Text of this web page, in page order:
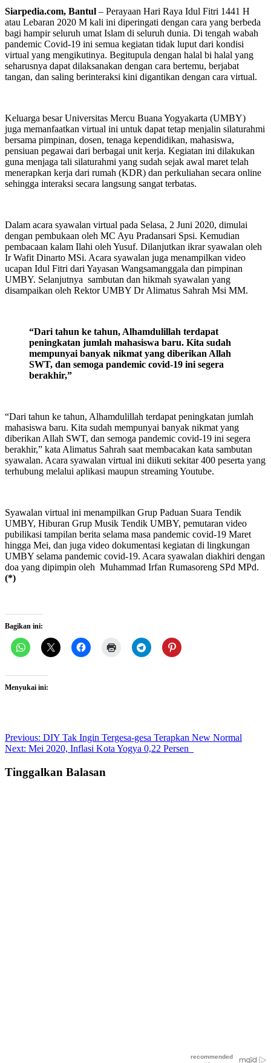
Siarpedia.com, Bantul – Perayaan Hari Raya Idul Fitri 1441 H
atau Lebaran 2020 M kali ini diperingati dengan cara yang berbeda
bagi hampir seluruh umat Islam di seluruh dunia. Di tengah wabah
pandemic Covid-19 ini semua kegiatan tidak luput dari kondisi
virtual yang mengikutinya. Begitupula dengan halal bi halal yang
seharusnya dapat dilaksanakan dengan cara bertemu, berjabat
tangan, dan saling berinteraksi kini digantikan dengan cara virtual.
Keluarga besar Universitas Mercu Buana Yogyakarta (UMBY)
juga memanfaatkan virtual ini untuk dapat tetap menjalin silaturahmi
bersama pimpinan, dosen, tenaga kependidikan, mahasiswa,
pensiuan pegawai dari berbagai unit kerja. Kegiatan ini dilakukan
guna menjaga tali silaturahmi yang sudah sejak awal maret telah
menerapkan kerja dari rumah (KDR) dan perkuliahan secara online
sehingga interaksi secara langsung sangat terbatas.
Dalam acara syawalan virtual pada Selasa, 2 Juni 2020, dimulai
dengan pembukaan oleh MC Ayu Pradansari Spsi. Kemudian
pembacaan kalam Ilahi oleh Yusuf. Dilanjutkan ikrar syawalan oleh
Ir Wafit Dinarto MSi. Acara syawalan juga menampilkan video
ucapan Idul Fitri dari Yayasan Wangsamanggala dan pimpinan
UMBY. Selanjutnya sambutan dan hikmah syawalan yang
disampaikan oleh Rektor UMBY Dr Alimatus Sahrah Msi MM.
“Dari tahun ke tahun, Alhamdulillah terdapat
peningkatan jumlah mahasiswa baru. Kita sudah
mempunyai banyak nikmat yang diberikan Allah
SWT, dan semoga pandemic covid-19 ini segera
berakhir,”
“Dari tahun ke tahun, Alhamdulillah terdapat peningkatan jumlah
mahasiswa baru. Kita sudah mempunyai banyak nikmat yang
diberikan Allah SWT, dan semoga pandemic covid-19 ini segera
berakhir,” kata Alimatus Sahrah saat membacakan kata sambutan
syawalan. Acara syawalan virtual ini diikuti sekitar 400 peserta yang
terhubung melalui aplikasi maupun streaming Youtube.
Syawalan virtual ini menampilkan Grup Paduan Suara Tendik
UMBY, Hiburan Grup Musik Tendik UMBY, pemutaran video
pubilikasi tampilan berita selama masa pandemic covid-19 Maret
hingga Mei, dan juga video dokumentasi kegiatan di lingkungan
UMBY selama pandemic covid-19. Acara syawalan diakhiri dengan
doa yang dipimpin oleh Muhammad Irfan Rumasoreng SPd MPd.
(*)
Bagikan ini:
Menyukai ini:
Post
navigation
Previous: DIY Tak Ingin Tergesa-gesa Terapkan New Normal
Next: Mei 2020, Inflasi Kota Yogya 0,22 Persen
Tinggalkan Balasan